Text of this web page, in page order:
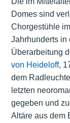
Domes sind
Chorgestühle
Jahrhunderts in
Überarbeitung
von Heideloff,
dem
letzten
gegeben und
Altäre aus dem